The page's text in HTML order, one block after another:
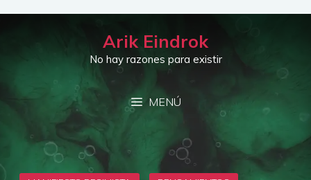
Saltar
Arik Eindrok
No hay razones para existir
MENÚ